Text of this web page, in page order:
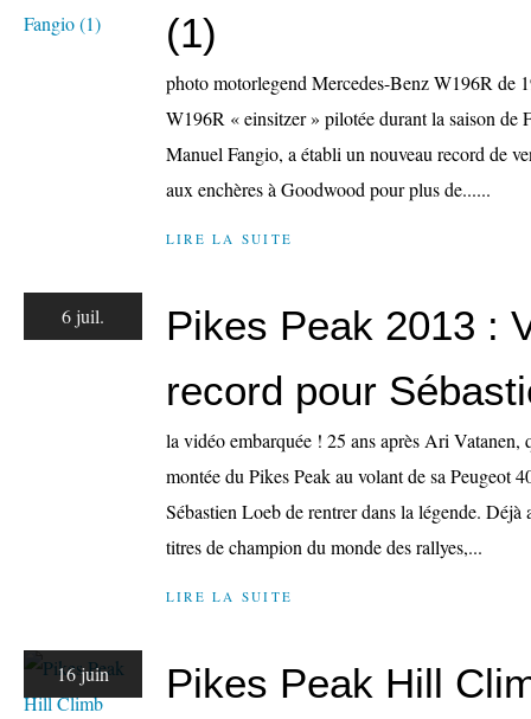
(1)
photo motorlegend Mercedes-Benz W196R de
W196R « einsitzer » pilotée durant la saison de
Manuel Fangio, a établi un nouveau record de
aux enchères à Goodwood pour plus de......
LIRE LA SUITE
6 juil.
Pikes Peak 2013 :
record pour
la vidéo embarquée ! 25 ans après Ari Vatanen,
montée du Pikes Peak au volant de sa Peugeot
Sébastien Loeb de rentrer dans la légende. Déjà
titres de champion du monde des rallyes,...
LIRE LA SUITE
16 juin Pikes Peak Hill